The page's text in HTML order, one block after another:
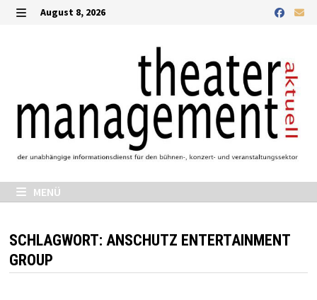
Zurück
August 8, 2026
MENÜ
SCHLAGWORT:ANSCHUTZ ENTERTAINMENT
GROUP